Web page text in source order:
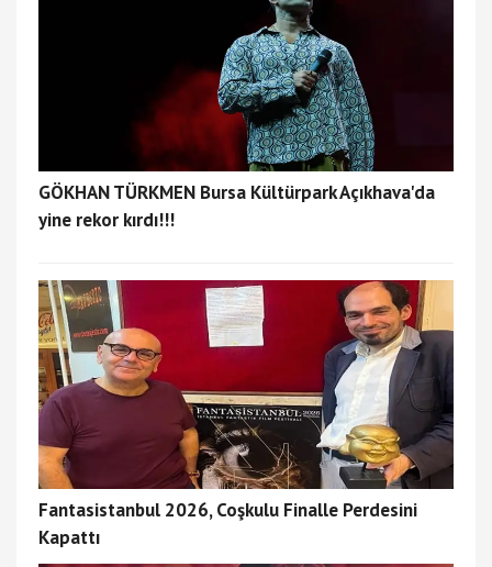
GÖKHAN TÜRKMEN Bursa Kültürpark Açıkhava'da
yine rekor kırdı!!!
Fantasistanbul 2026, Coşkulu Finalle Perdesini
Kapattı